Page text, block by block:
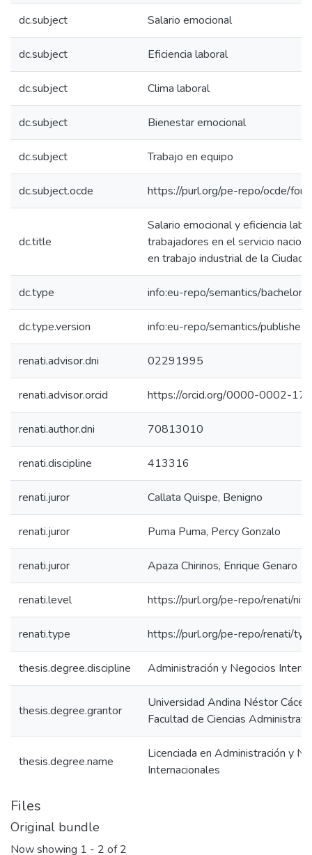
dc.subject Salario emocional
dc.subject Eficiencia laboral
dc.subject Clima laboral
dc.subject Bienestar emocional
dc.subject Trabajo en equipo
dc.subject.ocde https://purl.org/pe-repo/ocde/
dc.title
Salario emocional y eficiencia
trabajadores en el servicio
en trabajo industrial de la Ciudad
dc.type info:eu-repo/semantics/
dc.type.version info:eu-repo/semantics/
renati.advisor.dni 02291995
renati.advisor.orcid https://orcid.org/0000-0002-
renati.author.dni 70813010
renati.discipline 413316
renati.juror Callata Quispe, Benigno
renati.juror Puma Puma, Percy Gonzalo
renati.juror Apaza Chirinos, Enrique Genaro
renati.level https://purl.org/pe-repo/renati/
renati.type https://purl.org/pe-repo/renati/
thesis.degree.discipline Administración y Negocios
thesis.degree.grantor
Universidad Andina Néstor
Facultad de Ciencias
thesis.degree.name
Licenciada en Administración y
Internacionales
Files
Original bundle
Now showing 1 - 2 of 2